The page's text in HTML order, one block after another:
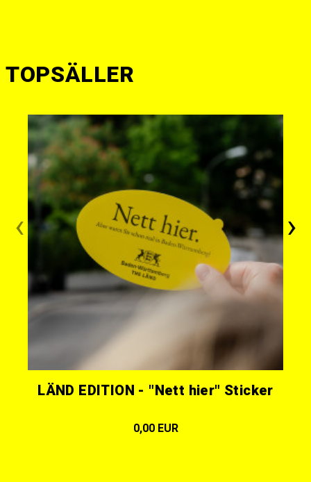
TOPSÄLLER
‹
LÄND EDITION - "Nett hier" Sticker
0,00 EUR
›